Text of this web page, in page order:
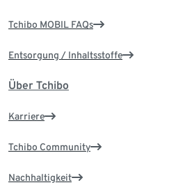
Tchibo MOBIL FAQs
Entsorgung / Inhaltsstoffe
Über Tchibo
Karriere
Tchibo Community
Nachhaltigkeit